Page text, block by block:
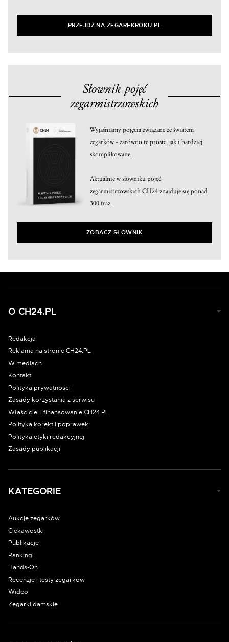
PRZEJDŹ NA ZEGAREKROKU.PL
Słownik pojęć
zegarmistrzowskich
Wyjaśniamy pojęcia związane ze światem
zegarków – zarówno te proste, jak i bardziej
skomplikowane.
Aktualnie w słowniku pojęć
zegarmistrzowskich CH24 znajduje się ponad
300 fraz.
ZOBACZ SŁOWNIK
O CH24.PL
Redakcja
Reklama na stronie CH24.PL
W mediach
Kontakt
Polityka prywatności
Zasady korzystania z serwisu
Właściciel i finansowanie CH24.PL
Polityka korekt i poprawek
Polityka etyki redakcyjnej
Zasady publikacji
KATEGORIE
Aukcje zegarków
Ciekawostki
Publikacje
Rankingi
Hands-On
Recenzje i testy zegarków
Wideo
Zegarki damskie